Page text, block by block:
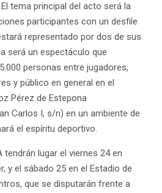
tema principal del acto será la
participantes con un desfile
representado por dos de sus
será un espectáculo que
personas entre jugadores,
y público en general en el
Pérez de Estepona
Carlos I, s/n) en un ambiente de
el espíritu deportivo.
lugar el viernes 24 en
y el sábado 25 en el Estadio de
que se disputarán frente a